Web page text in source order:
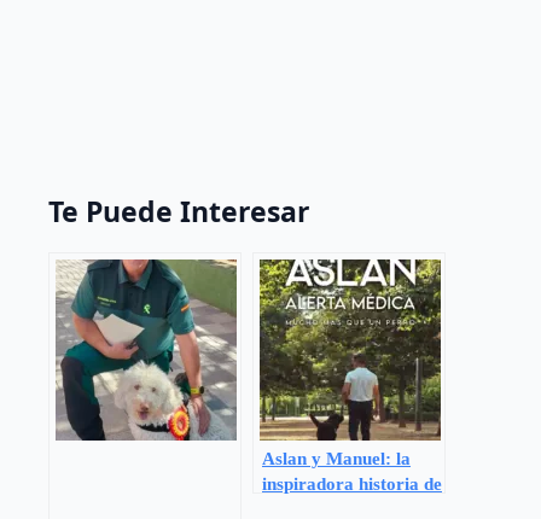
Te Puede Interesar
Aslan y Manuel: la
inspiradora historia de